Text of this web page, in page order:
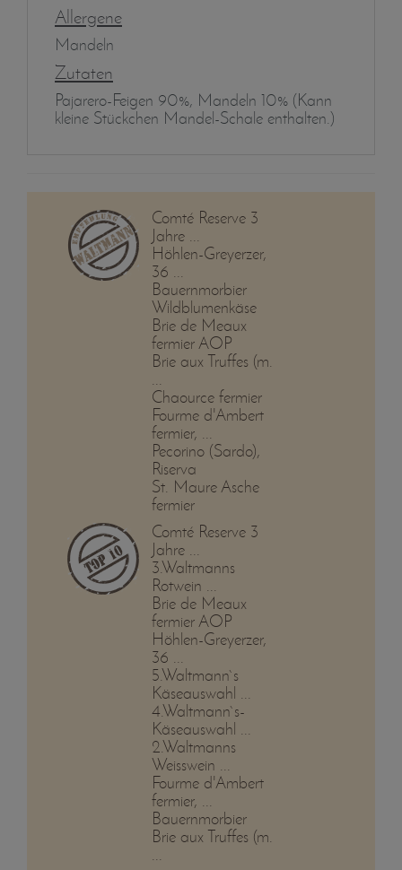
Allergene
Mandeln
Zutaten
Pajarero-Feigen 90%, Mandeln 10% (Kann
kleine Stückchen Mandel-Schale enthalten.)
Comté Reserve 3
Jahre ...
Höhlen-Greyerzer,
36 ...
Bauernmorbier
Wildblumenkäse
Brie de Meaux
fermier AOP
Brie aux Truffes (m.
...
Chaource fermier
Fourme d'Ambert
fermier, ...
Pecorino (Sardo),
Riserva
St. Maure Asche
fermier
Comté Reserve 3
Jahre ...
3.Waltmanns
Rotwein ...
Brie de Meaux
fermier AOP
Höhlen-Greyerzer,
36 ...
5.Waltmann`s
Käseauswahl ...
4.Waltmann`s-
Käseauswahl ...
2.Waltmanns
Weisswein ...
Fourme d'Ambert
fermier, ...
Bauernmorbier
Brie aux Truffes (m.
...